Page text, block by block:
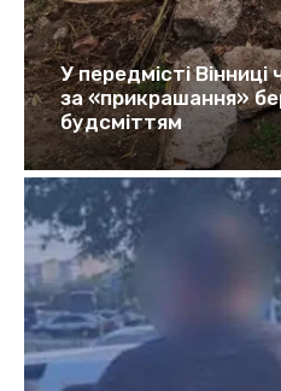
У передмісті
за «прикрашання»
будсміттям